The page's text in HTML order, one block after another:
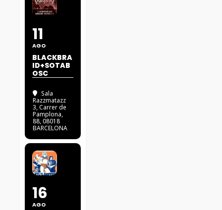
11
AGO
BLACKBRA
ID+SOTAB
OSC
Sala
Razzmatazz
3, Carrer de
Pamplona,
88, 08018
BARCELONA
16
AGO